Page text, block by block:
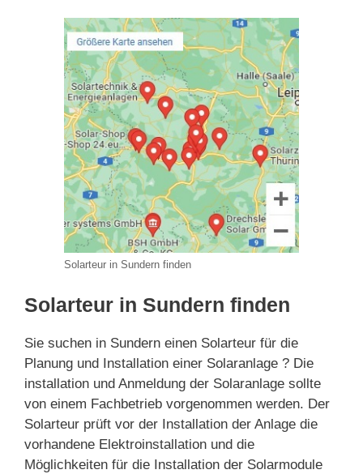
Solarteur in Sundern finden
Solarteur in Sundern finden
Sie suchen in Sundern einen Solarteur für die
Planung und Installation einer Solaranlage ? Die
installation und Anmeldung der Solaranlage sollte
von einem Fachbetrieb vorgenommen werden. Der
Solarteur prüft vor der Installation der Anlage die
vorhandene Elektroinstallation und die
Möglichkeiten für die Installation der Solarmodule